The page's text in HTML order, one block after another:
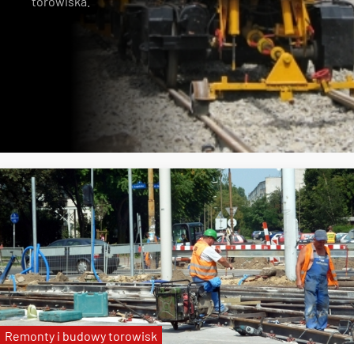
Remonty i budowy torowisk